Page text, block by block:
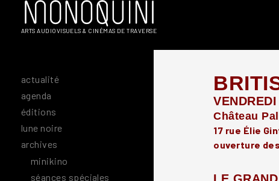
contenuARTS AUDIOVISUELS & CINÉMAS DE TRAVERSE
Château
17 rue Élie
ouverture
actualité
agenda
éditions
lune noire
archives
minikino
séances spéciales